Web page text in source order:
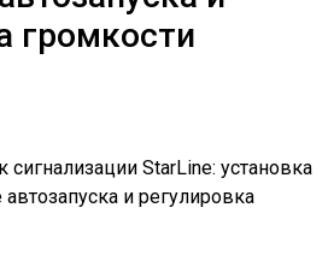
громкости
сигнализации StarLine: установка
и регулировка